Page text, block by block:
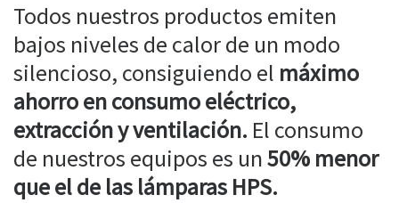
Todos nuestros productos emiten
bajos niveles de calor de un modo
silencioso, consiguiendo el máximo
ahorro en consumo eléctrico,
extracción y ventilación. El consumo
de nuestros equipos es un50% menor
que el de las lámparas HPS.